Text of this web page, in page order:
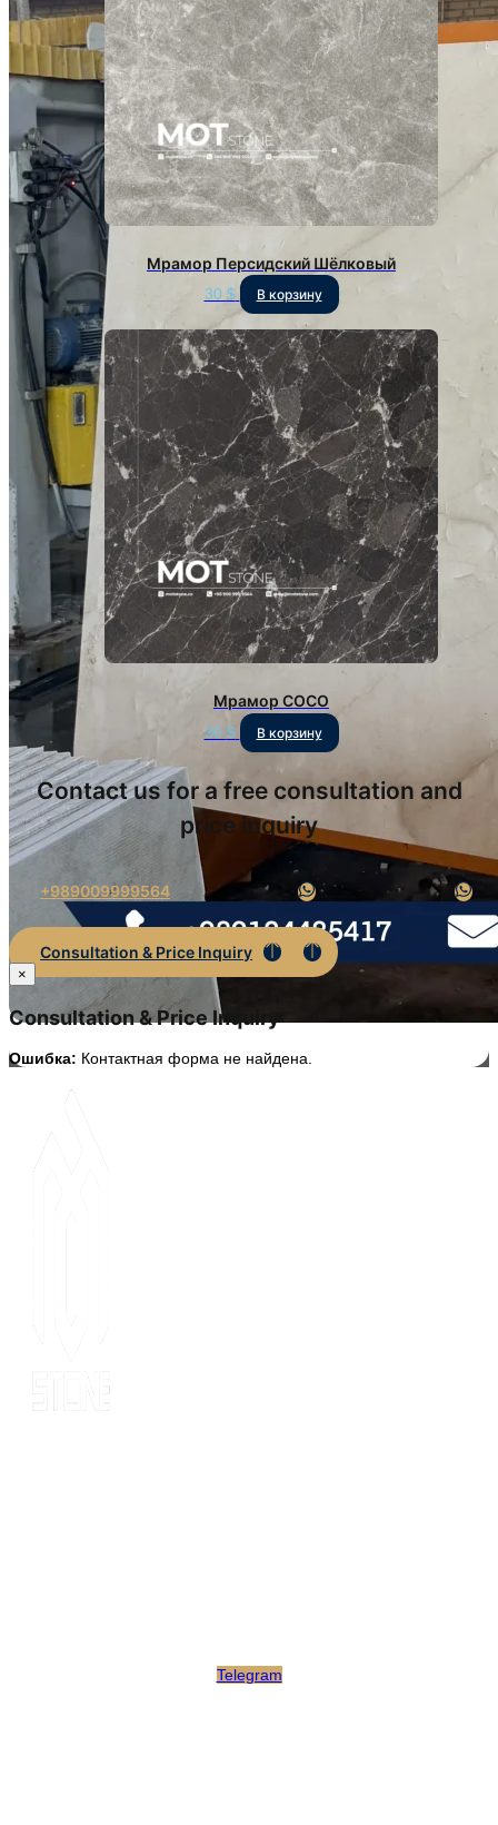
Мрамор Персидский Шёлковый
30 $ В корзину
Мрамор COCO
30 $ В корзину
Contact us for a free consultation and
price inquiry
+989009999564
Consultation & Price Inquiry
×
Consultation & Price Inquiry
Ошибка: Контактная форма не найдена.
Telegram